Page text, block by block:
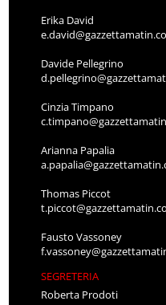
Erika David
Davide Pellegrino
Cinzia Timpano
Arianna Papalia
Thomas Piccot
Fausto Vassoney
SEGRETERIA
Roberta Prodoti